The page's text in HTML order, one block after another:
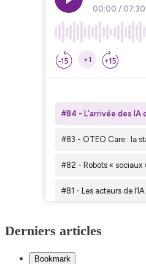
Derniers articles
Bookmark